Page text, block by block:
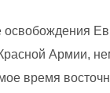
освобождения
Армии,
время